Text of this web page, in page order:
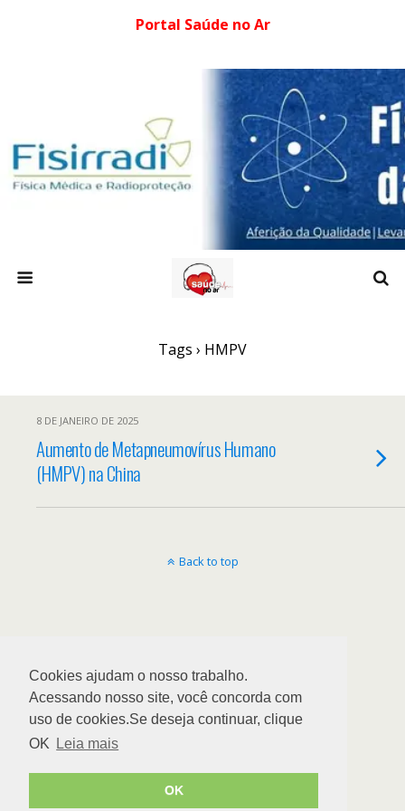
Cookies ajudam o nosso trabalho.
Acessando nosso site, você concorda com
uso de cookies.Se deseja continuar, clique
OK
Leia mais
OK
Portal Saúde no Ar
Tags › HMPV
8 DE JANEIRO DE 2025
Aumento de Metapneumovírus Humano
(HMPV) na China
Back to top